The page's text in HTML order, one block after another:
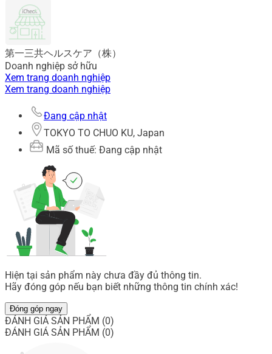
第一三共ヘルスケア（株）
Doanh nghiệp sở hữu
Xem trang doanh nghiệp
Xem trang doanh nghiệp
Đang cập nhật
TOKYO TO CHUO KU, Japan
Mã số thuế: Đang cập nhật
Hiện tại sản phẩm này chưa đầy đủ thông tin.
Hãy đóng góp nếu bạn biết những thông tin chính xác!
Đóng góp ngay
ĐÁNH GIÁ SẢN PHẨM (0)
ĐÁNH GIÁ SẢN PHẨM (0)